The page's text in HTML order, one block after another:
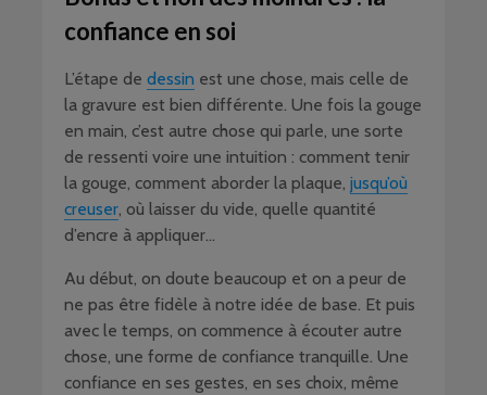
confiance en soi
L’étape de dessin est une chose, mais celle de
la gravure est bien différente. Une fois la gouge
en main, c’est autre chose qui parle, une sorte
de ressenti voire une intuition : comment tenir
la gouge, comment aborder la plaque, jusqu’où
creuser, où laisser du vide, quelle quantité
d’encre à appliquer…
Au début, on doute beaucoup et on a peur de
ne pas être fidèle à notre idée de base. Et puis
avec le temps, on commence à écouter autre
chose, une forme de confiance tranquille. Une
confiance en ses gestes, en ses choix, même